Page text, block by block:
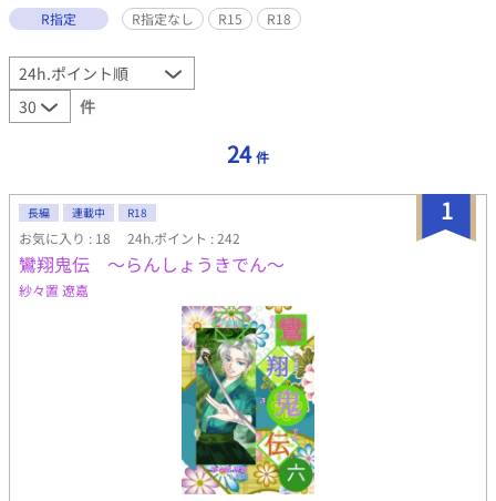
R指定
R指定なし R15 R18
件
24 件
1
長編 連載中 R18
お気に入り : 18 24h.ポイント : 242
鸞翔鬼伝 〜らんしょうきでん〜
紗々置 遼嘉